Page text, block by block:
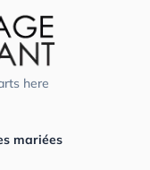
here
mariées